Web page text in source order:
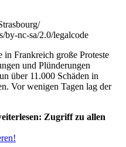
by-nc-sa/2.0/legalcode
in Frankreich große Proteste
und Plünderungen
über 11.000 Schäden in
Vor wenigen Tagen lag der
Zugriff zu allen